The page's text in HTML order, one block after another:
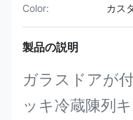
Color:
カス
製品の説明
ガラスドアが
ッキ冷蔵陳列